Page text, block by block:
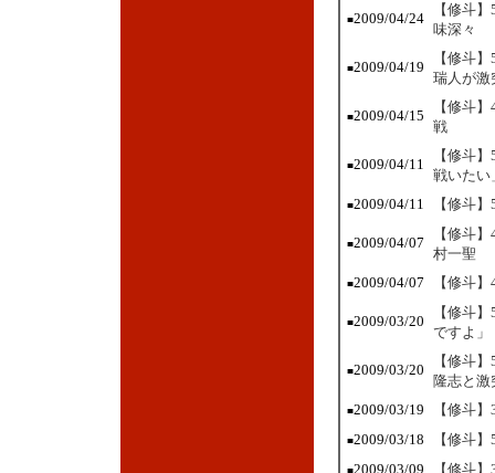
■2009/04/24
【修斗
味深々
■2009/04/19
【修斗
瑞人が激
■2009/04/15
【修斗
戦
■2009/04/11
【修斗
戦いたい
■2009/04/11 【修斗
■2009/04/07
【修斗
村一聖
■2009/04/07 【修斗
■2009/03/20
【修斗
ですよ」
■2009/03/20
【修斗
隆志と激
■2009/03/19 【修斗
■2009/03/18 【修斗
■2009/03/09 【修斗